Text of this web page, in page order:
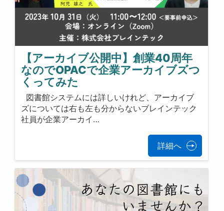
【アーカイブ公開中】創業40周年
なのでOPACで企業アーカイブズつ
くってみた
図書館システムには詳しいけれど、アーカイブ
ズについては右も左も分からないブレインテック
社員が企業アーカイ…
詳細へ